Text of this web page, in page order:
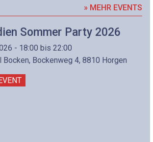
» MEHR EVENTS
Sommer Party 2026
- 18:00 bis 22:00
Bocken, Bockenweg 4, 8810 Horgen